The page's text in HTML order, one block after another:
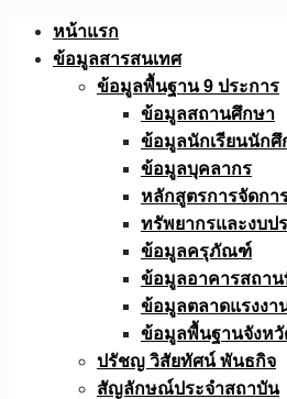
Skip
หน้าแรก
ข้อมูลสารสนเทศ
ข้อมูลพื้นฐาน 9 ประการ
ข้อมูลสถานศึกษา
ข้อมูลนักเรียนนักศึ
ข้อมูลบุคลากร
หลักสูตรการจัดกา
ทรัพยากรและงบป
ข้อมูลครุภัณฑ์
ข้อมูลอาคารสถา
ข้อมูลตลาดแรงงา
ข้อมูลพื้นฐานจังหวั
ปรัชญ วิสัยทัศน์ พันธกิจ
สัญลักษณ์ประจำสถาบัน